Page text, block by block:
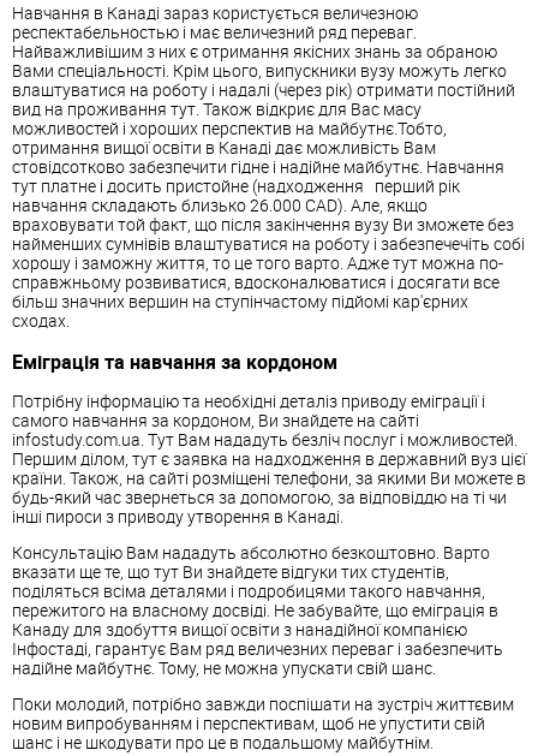
Навчання в Канаді зараз користується величезною
респектабельностью і має величезний ряд переваг.
Найважливішим з них є отримання якісних знань за обраною
Вами спеціальності. Крім цього, випускники вузу можуть легко
влаштуватися на роботу і надалі (через рік) отримати постійний
вид на проживання тут. Також відкриє для Вас масу
можливостей і хороших перспектив на майбутнє.Тобто,
отримання вищої освіти в Канаді дає можливість Вам
стовідсотково забезпечити гідне і надійне майбутнє. Навчання
тут платне і досить пристойне (надходження перший рік
навчання складають близько 26.000 CAD). Але, якщо
враховувати той факт, що після закінчення вузу Ви зможете без
найменших сумнівів влаштуватися на роботу і забезпечечіть собі
хорошу і заможну життя, то це того варто. Адже тут можна по-
справжньому розвиватися, вдосконалюватися і досягати все
більш значних вершин на ступінчастому підйомі кар'єрних
сходах.
Еміграція та навчання за кордоном
Потрібну інформацію та необхідні деталіз приводу еміграції і
самого навчання за кордоном, Ви знайдете на сайті
infostudy.com.ua. Тут Вам нададуть безліч послуг і можливостей.
Першим ділом, тут є заявка на надходження в державний вуз цієї
країни. Також, на сайті розміщені телефони, за якими Ви можете в
будь-який час звернеться за допомогою, за відповіддю на ті чи
інші пироси з приводу утворення в Канаді.
Консультацію Вам нададуть абсолютно безкоштовно. Варто
вказати ще те, що тут Ви знайдете відгуки тих студентів,
поділяться всіма деталями і подробицями такого навчання,
пережитого на власному досвіді. Не забувайте, що еміграція в
Канаду для здобуття вищої освіти з нанадійної компанією
Інфостаді, гарантує Вам ряд величезних переваг і забезпечить
надійне майбутнє. Тому, не можна упускати свій шанс.
Поки молодий, потрібно завжди поспішати на зустріч життєвим
новим випробуванням і перспективам, щоб не упустити свій
шанс і не шкодувати про це в подальшому майбутнім.